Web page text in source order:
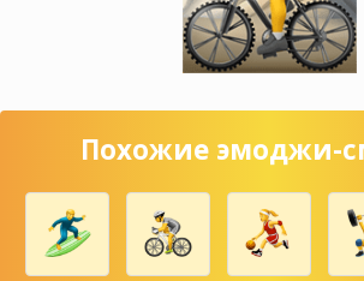
Похожие эмоджи-